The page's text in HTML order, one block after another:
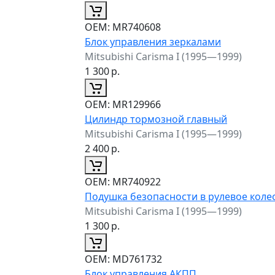
ОЕМ: MR740608
Блок управления зеркалами
Mitsubishi Carisma I (1995—1999)
1 300р.
ОЕМ: MR129966
Цилиндр тормозной главный
Mitsubishi Carisma I (1995—1999)
2 400р.
ОЕМ: MR740922
Подушка безопасности в рулевое
Mitsubishi Carisma I (1995—1999)
1 300р.
ОЕМ: MD761732